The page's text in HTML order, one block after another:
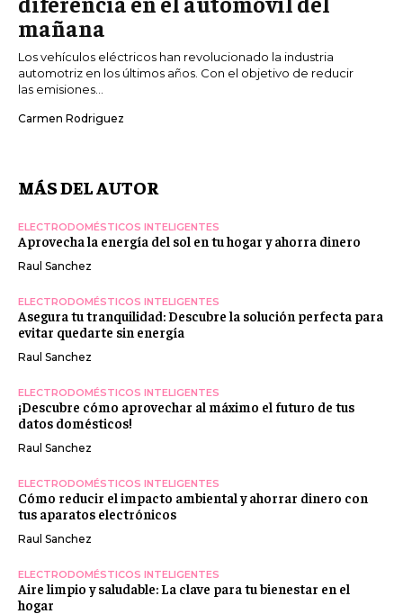
mañana
Los vehículos eléctricos han revolucionado la industria
automotriz en los últimos años. Con el objetivo de reducir
las emisiones...
Carmen Rodriguez
MÁS DEL AUTOR
ELECTRODOMÉSTICOS INTELIGENTES
Aprovecha la energía del sol en tu hogar y ahorra dinero
Raul Sanchez
ELECTRODOMÉSTICOS INTELIGENTES
Asegura tu tranquilidad: Descubre la solución perfecta para
evitar quedarte sin energía
Raul Sanchez
ELECTRODOMÉSTICOS INTELIGENTES
¡Descubre cómo aprovechar al máximo el futuro de tus
datos domésticos!
Raul Sanchez
ELECTRODOMÉSTICOS INTELIGENTES
Cómo reducir el impacto ambiental y ahorrar dinero con
tus aparatos electrónicos
Raul Sanchez
ELECTRODOMÉSTICOS INTELIGENTES
Aire limpio y saludable: La clave para tu bienestar en el
hogar